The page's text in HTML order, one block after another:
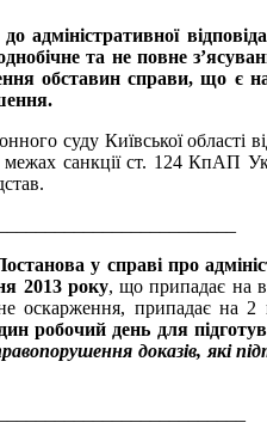
адміністративної
та не повне
обставин справи, що є
суду Київської
санкції ст. 124 КпАП
у справі про
2013 року, що припадає на
оскарження, припадає
робочий день для
доказів, які